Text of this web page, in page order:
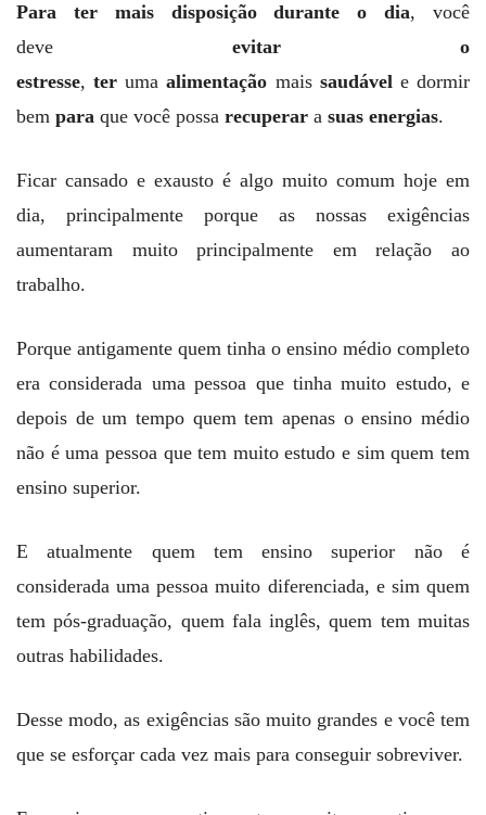
Para ter mais disposição durante o dia, você
deve evitar o
estresse,terumaalimentação mais saudável e dormir
bem para que você possa recuperar a suas energias.
Ficar cansado e exausto é algo muito comum hoje em
dia, principalmente porque as nossas exigências
aumentaram muito principalmente em relação ao
trabalho.
Porque antigamente quem tinha o ensino médio completo
era considerada uma pessoa que tinha muito estudo, e
depois de um tempo quem tem apenas o ensino médio
não é uma pessoa que tem muito estudo e sim quem tem
ensino superior.
E atualmente quem tem ensino superior não é
considerada uma pessoa muito diferenciada, e sim quem
tem pós-graduação, quem fala inglês, quem tem muitas
outras habilidades.
Desse modo, as exigências são muito grandes e você tem
que se esforçar cada vez mais para conseguir sobreviver.